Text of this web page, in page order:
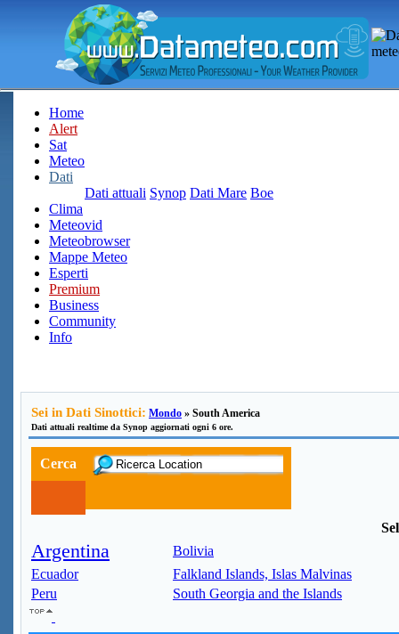
Home
Alert
Sat
Meteo
Dati
Dati attuali Synop Dati Mare Boe
Clima
Meteovid
Meteobrowser
Mappe Meteo
Esperti
Premium
Business
Community
Info
Sei in Dati Sinottici: Mondo » South America
Dati attuali realtime da Synop aggiornati ogni 6 ore.
Cerca
Argentina
Bolivia
Ecuador
Falkland Islands, Islas Malvinas
Peru
South Georgia and the Islands